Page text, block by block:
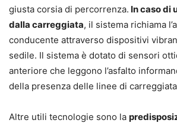
giusta corsia di percorrenza. In caso di
dalla carreggiata, il sistema richiama
conducente attraverso dispositivi
sedile. Il sistema è dotato di sensori
anteriore che leggono l’asfalto
della presenza delle linee di
Altre utili tecnologie sono la